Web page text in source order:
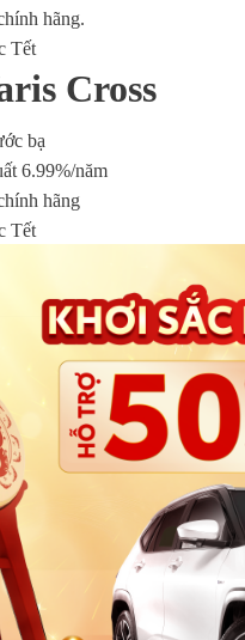
hãng.
Tết
Cross
bạ
6.99%/năm
hãng
Tết